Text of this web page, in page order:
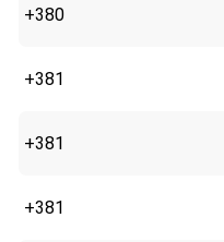
+380
+381
+381
+381